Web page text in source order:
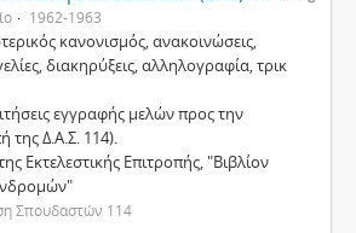
1962-1963
κανονισµός, ανακοινώσεις,
διακηρύξεις, αλληλογραφία, τρικ
εγγραφής µελών προς την
της Δ.Α.Σ. 114).
Εκτελεστικής Επιτροπής, "Βιβλίον
Σπουδαστών 114